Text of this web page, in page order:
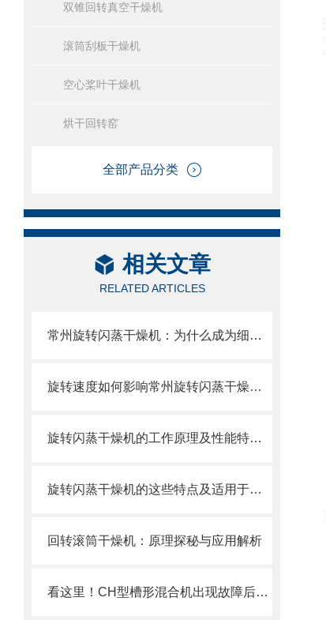
双锥回转真空干燥机
滚筒刮板干燥机
空心桨叶干燥机
烘干回转窑
全部产品分类
相关文章
RELATED ARTICLES
常州旋转闪蒸干燥机：为什么成为细颗粒干燥的选择？
旋转速度如何影响常州旋转闪蒸干燥机的干燥效果
旋转闪蒸干燥机的工作原理及性能特点说明
旋转闪蒸干燥机的这些特点及适用于哪些物料？
回转滚筒干燥机：原理探秘与应用解析
看这里！CH型槽形混合机出现故障后怎么办？